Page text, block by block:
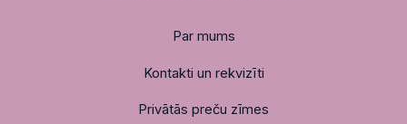
Par mums
Kontakti un rekvizīti
Privātās preču zīmes